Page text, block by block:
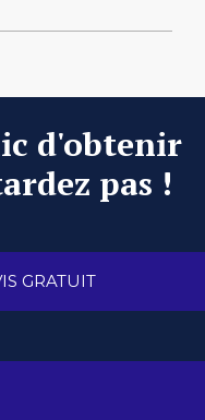
d'obtenir
pas !
GRATUIT